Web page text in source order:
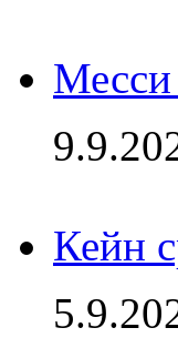
Месси
Кейн